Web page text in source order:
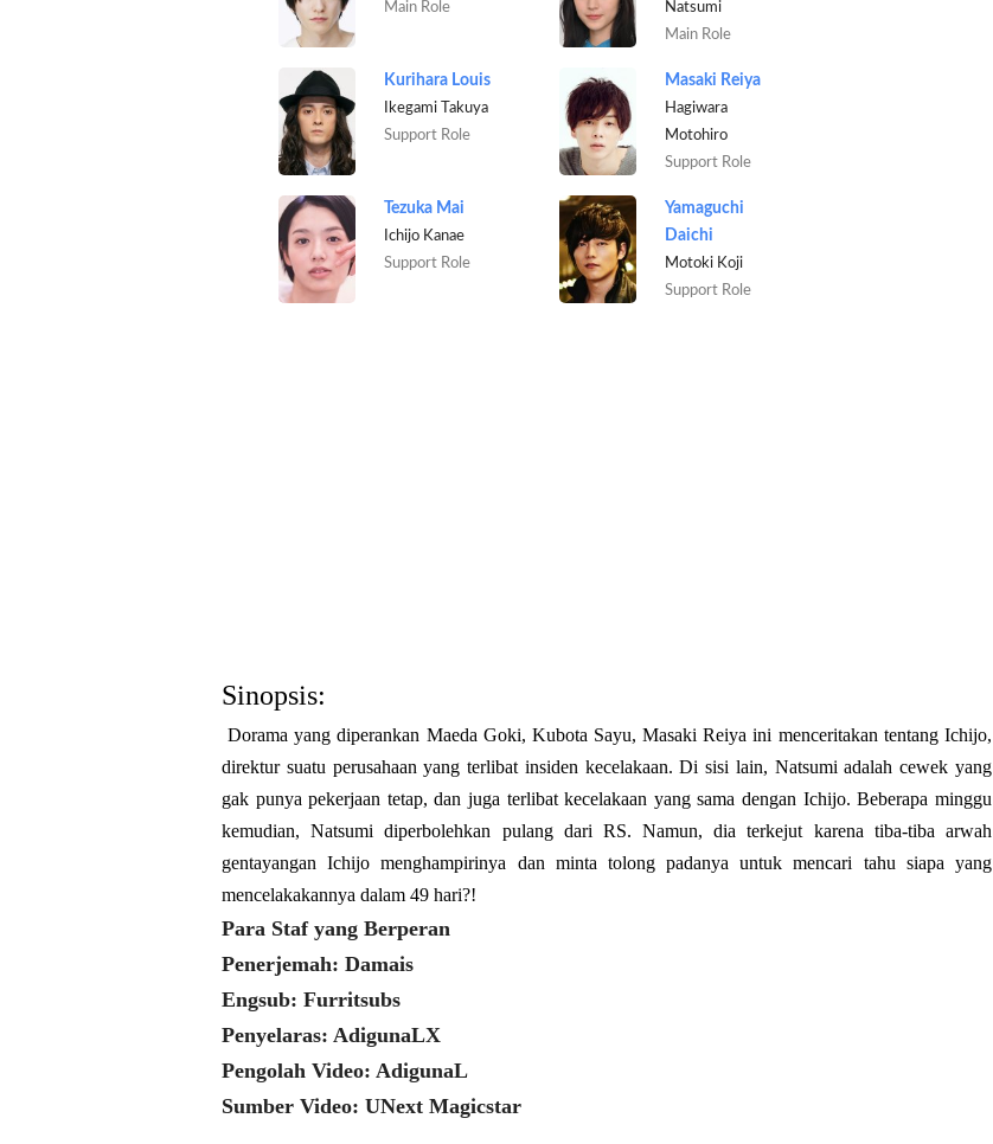
Main Role
Natsumi
Main Role
Kurihara Louis
Ikegami Takuya
Support Role
Masaki Reiya
Hagiwara
Motohiro
Support Role
Tezuka Mai
Ichijo Kanae
Support Role
Yamaguchi
Daichi
Motoki Koji
Support Role
Sinopsis:
Dorama yang diperankan Maeda Goki, Kubota Sayu, Masaki Reiya ini menceritakan tentang Ichijo,
direktur suatu perusahaan yang terlibat insiden kecelakaan. Di sisi lain, Natsumi adalah cewek yang
gak punya pekerjaan tetap, dan juga terlibat kecelakaan yang sama dengan Ichijo. Beberapa minggu
kemudian, Natsumi diperbolehkan pulang dari RS. Namun, dia terkejut karena tiba-tiba arwah
gentayangan Ichijo menghampirinya dan minta tolong padanya untuk mencari tahu siapa yang
mencelakakannya dalam 49 hari?!
Para Staf yang Berperan
Penerjemah: Damais
Engsub: Furritsubs
Penyelaras: AdigunaLX
Pengolah Video: AdigunaL
Sumber Video: UNext Magicstar